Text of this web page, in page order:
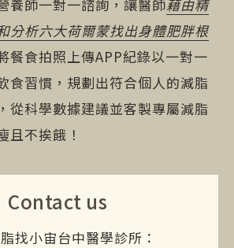
養師一對一諮詢，讓醫師藉由精
分析六大荷爾蒙找出身體肥胖根
餐食拍照上傳APP紀錄以一對一
食習慣，規劃出符合個人的減脂
從科學數據建議並客製專屬減脂
且不挨餓！
Contact us
找小宙台中醫學診所：